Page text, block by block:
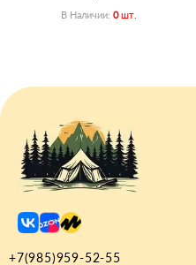
В Наличии: 0 Шт.
+7(985)959-52-55